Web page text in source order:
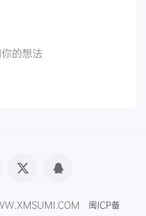
的想法
闽ICP备